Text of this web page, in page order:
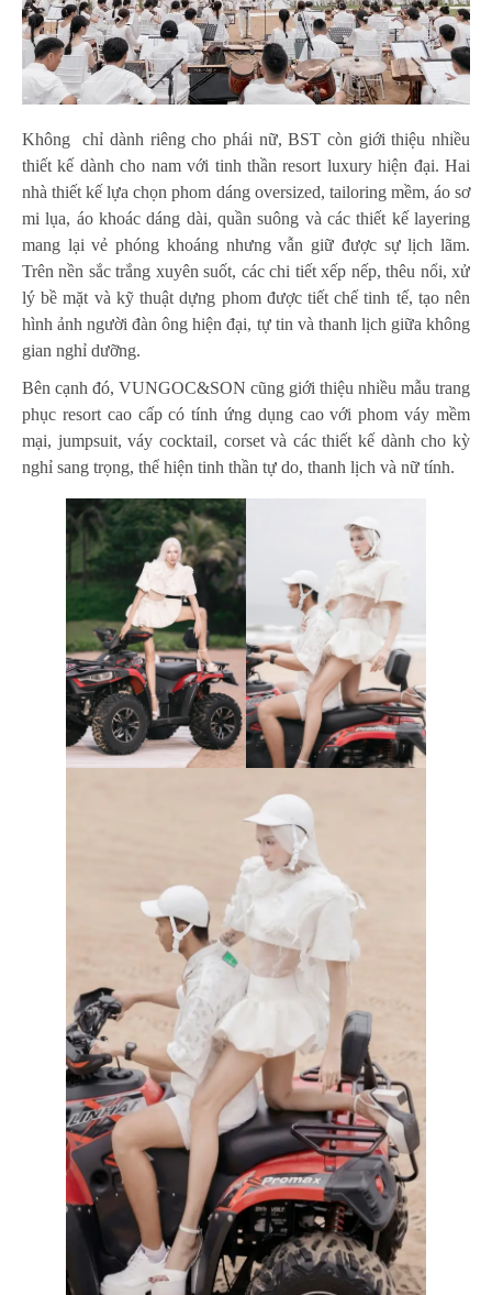
Không chỉ dành riêng cho phái nữ, BST còn giới thiệu nhiều
thiết kế dành cho nam với tinh thần resort luxury hiện đại. Hai
nhà thiết kế lựa chọn phom dáng oversized, tailoring mềm, áo sơ
mi lụa, áo khoác dáng dài, quần suông và các thiết kế layering
mang lại vẻ phóng khoáng nhưng vẫn giữ được sự lịch lãm.
Trên nền sắc trắng xuyên suốt, các chi tiết xếp nếp, thêu nổi, xử
lý bề mặt và kỹ thuật dựng phom được tiết chế tinh tế, tạo nên
hình ảnh người đàn ông hiện đại, tự tin và thanh lịch giữa không
gian nghỉ dưỡng.
Bên cạnh đó, VUNGOC&SON cũng giới thiệu nhiều mẫu trang
phục resort cao cấp có tính ứng dụng cao với phom váy mềm
mại, jumpsuit, váy cocktail, corset và các thiết kế dành cho kỳ
nghỉ sang trọng, thể hiện tinh thần tự do, thanh lịch và nữ tính.